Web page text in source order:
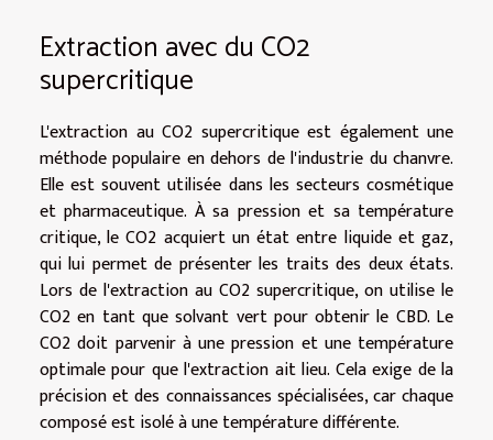
Extraction avec du CO2
supercritique
L'extraction au CO2 supercritique est également une
méthode populaire en dehors de l'industrie du chanvre.
Elle est souvent utilisée dans les secteurs cosmétique
et pharmaceutique. À sa pression et sa température
critique, le CO2 acquiert un état entre liquide et gaz,
qui lui permet de présenter les traits des deux états.
Lors de l'extraction au CO2 supercritique, on utilise le
CO2 en tant que solvant vert pour obtenir le CBD. Le
CO2 doit parvenir à une pression et une température
optimale pour que l'extraction ait lieu. Cela exige de la
précision et des connaissances spécialisées, car chaque
composé est isolé à une température différente.